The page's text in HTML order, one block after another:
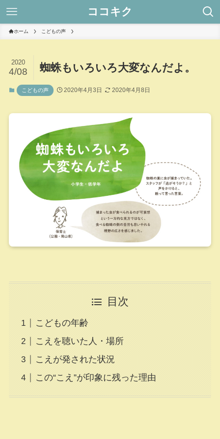
ココキク
ホーム こどもの声
蜘蛛もいろいろ大変なんだよ。
2020
4/08
こどもの声 2020年4月3日 2020年4月8日
目次
こどもの年齢
こえを聴いた人・場所
こえが発された状況
この“こえ”が印象に残った理由